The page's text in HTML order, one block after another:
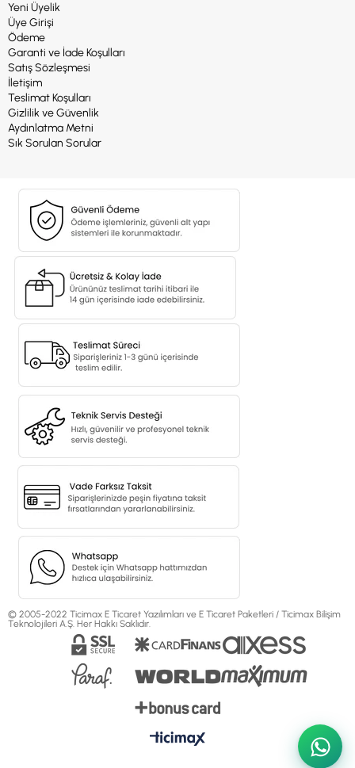
Yeni Üyelik
Üye Girişi
Ödeme
Garanti ve İade Koşulları
Satış Sözleşmesi
İletişim
Teslimat Koşulları
Gizlilik ve Güvenlik
Aydınlatma Metni
Sık Sorulan Sorular
© 2005-2022 Ticimax E Ticaret Yazılımları ve E Ticaret Paketleri / Ticimax Bilişim
Teknolojileri A.Ş. Her Hakkı Saklıdır.